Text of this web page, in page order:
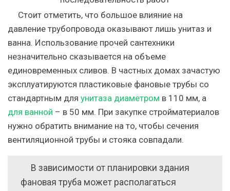
Стоит отметить, что большое влияние на
давление трубопровода оказывают лишь унитаз и
ванна. Использование прочей сантехники
незначительно сказывается на объеме
единовременных сливов. В частных домах зачастую
эксплуатируются пластиковые фановые трубы со
стандартным для унитаза диаметром в 110 мм, а
для ванной – в 50 мм. При закупке стройматериалов
нужно обратить внимание на то, чтобы сечения
вентиляционной трубы и стояка совпадали.
В зависимости от планировки здания
фановая труба может располагаться